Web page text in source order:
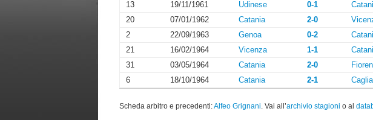
13
19/11/1961 Udinese 0-1
20
07/01/1962 Catania 2-0
2
22/09/1963 Genoa 0-2
21
16/02/1964 Vicenza 1-1
31
03/05/1964 Catania 2-0
6
18/10/1964 Catania 2-1
Scheda arbitro e precedenti:Alfeo Grignani. Vai all’archivio stagioni o al